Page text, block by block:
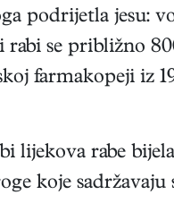
podrijetla jesu:
se približno
farmakopeji iz
lijekova rabe
koje